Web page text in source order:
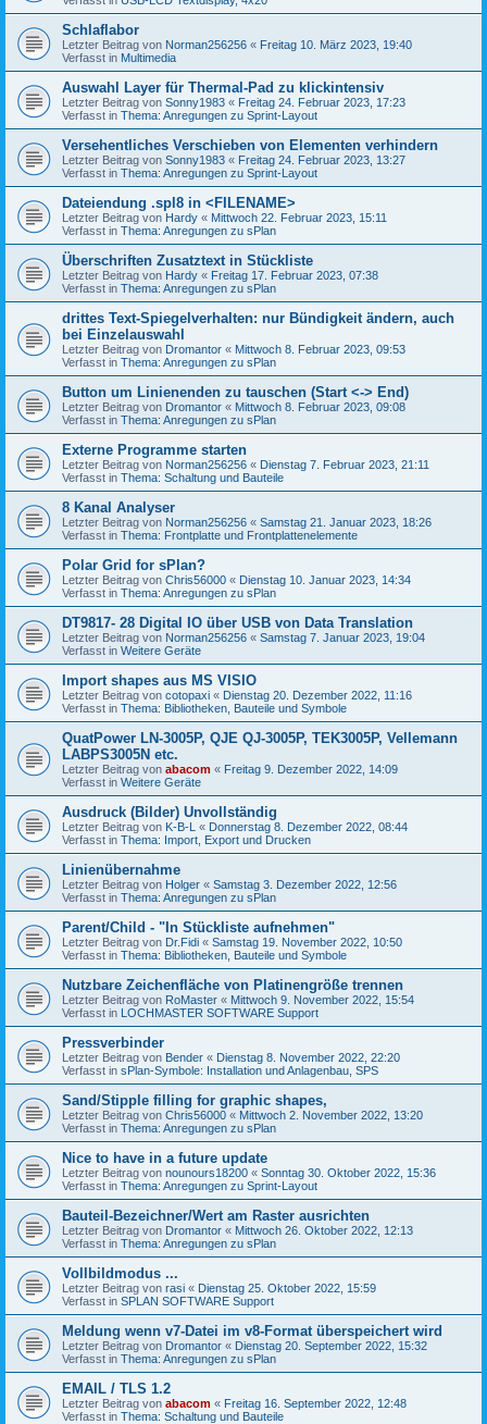
Schlaflabor
Letzter Beitrag von Norman256256 « Freitag 10. März 2023, 19:40
Verfasst in Multimedia
Auswahl Layer für Thermal-Pad zu klickintensiv
Letzter Beitrag von Sonny1983 « Freitag 24. Februar 2023, 17:23
Verfasst in Thema: Anregungen zu Sprint-Layout
Versehentliches Verschieben von Elementen verhindern
Letzter Beitrag von Sonny1983 « Freitag 24. Februar 2023, 13:27
Verfasst in Thema: Anregungen zu Sprint-Layout
Dateiendung .spl8 in <FILENAME>
Letzter Beitrag von Hardy « Mittwoch 22. Februar 2023, 15:11
Verfasst in Thema: Anregungen zu sPlan
Überschriften Zusatztext in Stückliste
Letzter Beitrag von Hardy « Freitag 17. Februar 2023, 07:38
Verfasst in Thema: Anregungen zu sPlan
drittes Text-Spiegelverhalten: nur Bündigkeit ändern, auch
bei Einzelauswahl
Letzter Beitrag von Dromantor « Mittwoch 8. Februar 2023, 09:53
Verfasst in Thema: Anregungen zu sPlan
Button um Linienenden zu tauschen (Start <-> End)
Letzter Beitrag von Dromantor « Mittwoch 8. Februar 2023, 09:08
Verfasst in Thema: Anregungen zu sPlan
Externe Programme starten
Letzter Beitrag von Norman256256 « Dienstag 7. Februar 2023, 21:11
Verfasst in Thema: Schaltung und Bauteile
8 Kanal Analyser
Letzter Beitrag von Norman256256 « Samstag 21. Januar 2023, 18:26
Verfasst in Thema: Frontplatte und Frontplattenelemente
Polar Grid for sPlan?
Letzter Beitrag von Chris56000 « Dienstag 10. Januar 2023, 14:34
Verfasst in Thema: Anregungen zu sPlan
DT9817- 28 Digital IO über USB von Data Translation
Letzter Beitrag von Norman256256 « Samstag 7. Januar 2023, 19:04
Verfasst in Weitere Geräte
Import shapes aus MS VISIO
Letzter Beitrag von cotopaxi « Dienstag 20. Dezember 2022, 11:16
Verfasst in Thema: Bibliotheken, Bauteile und Symbole
QuatPower LN-3005P, QJE QJ-3005P, TEK3005P, Vellemann
LABPS3005N etc.
Letzter Beitrag von abacom « Freitag 9. Dezember 2022, 14:09
Verfasst in Weitere Geräte
Ausdruck (Bilder) Unvollständig
Letzter Beitrag von K-B-L « Donnerstag 8. Dezember 2022, 08:44
Verfasst in Thema: Import, Export und Drucken
Linienübernahme
Letzter Beitrag von Holger « Samstag 3. Dezember 2022, 12:56
Verfasst in Thema: Anregungen zu sPlan
Parent/Child - "In Stückliste aufnehmen"
Letzter Beitrag von Dr.Fidi « Samstag 19. November 2022, 10:50
Verfasst in Thema: Bibliotheken, Bauteile und Symbole
Nutzbare Zeichenfläche von Platinengröße trennen
Letzter Beitrag von RoMaster « Mittwoch 9. November 2022, 15:54
Verfasst in LOCHMASTER SOFTWARE Support
Pressverbinder
Letzter Beitrag von Bender « Dienstag 8. November 2022, 22:20
Verfasst in sPlan-Symbole: Installation und Anlagenbau, SPS
Sand/Stipple filling for graphic shapes,
Letzter Beitrag von Chris56000 « Mittwoch 2. November 2022, 13:20
Verfasst in Thema: Anregungen zu sPlan
Nice to have in a future update
Letzter Beitrag von nounours18200 « Sonntag 30. Oktober 2022, 15:36
Verfasst in Thema: Anregungen zu Sprint-Layout
Bauteil-Bezeichner/Wert am Raster ausrichten
Letzter Beitrag von Dromantor « Mittwoch 26. Oktober 2022, 12:13
Verfasst in Thema: Anregungen zu sPlan
Vollbildmodus ...
Letzter Beitrag von rasi « Dienstag 25. Oktober 2022, 15:59
Verfasst in SPLAN SOFTWARE Support
Meldung wenn v7-Datei im v8-Format überspeichert wird
Letzter Beitrag von Dromantor « Dienstag 20. September 2022, 15:32
Verfasst in Thema: Anregungen zu sPlan
EMAIL / TLS 1.2
Letzter Beitrag von abacom « Freitag 16. September 2022, 12:48
Verfasst in Thema: Schaltung und Bauteile